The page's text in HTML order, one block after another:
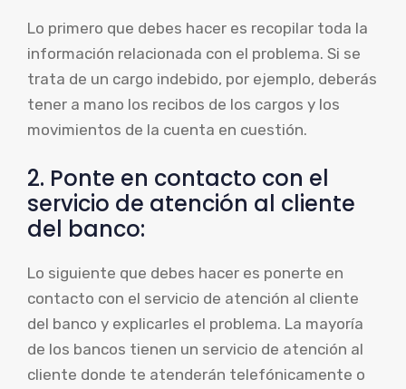
Lo primero que debes hacer es recopilar toda la
información relacionada con el problema. Si se
trata de un cargo indebido, por ejemplo, deberás
tener a mano los recibos de los cargos y los
movimientos de la cuenta en cuestión.
2. Ponte en contacto con el
servicio de atención al cliente
del banco:
Lo siguiente que debes hacer es ponerte en
contacto con el servicio de atención al cliente
del banco y explicarles el problema. La mayoría
de los bancos tienen un servicio de atención al
cliente donde te atenderán telefónicamente o